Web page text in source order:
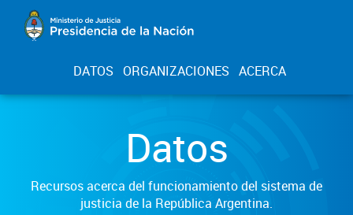
DATOS ORGANIZACIONES ACERCA
Datos
Recursos acerca del funcionamiento del sistema de
justicia de la República Argentina.